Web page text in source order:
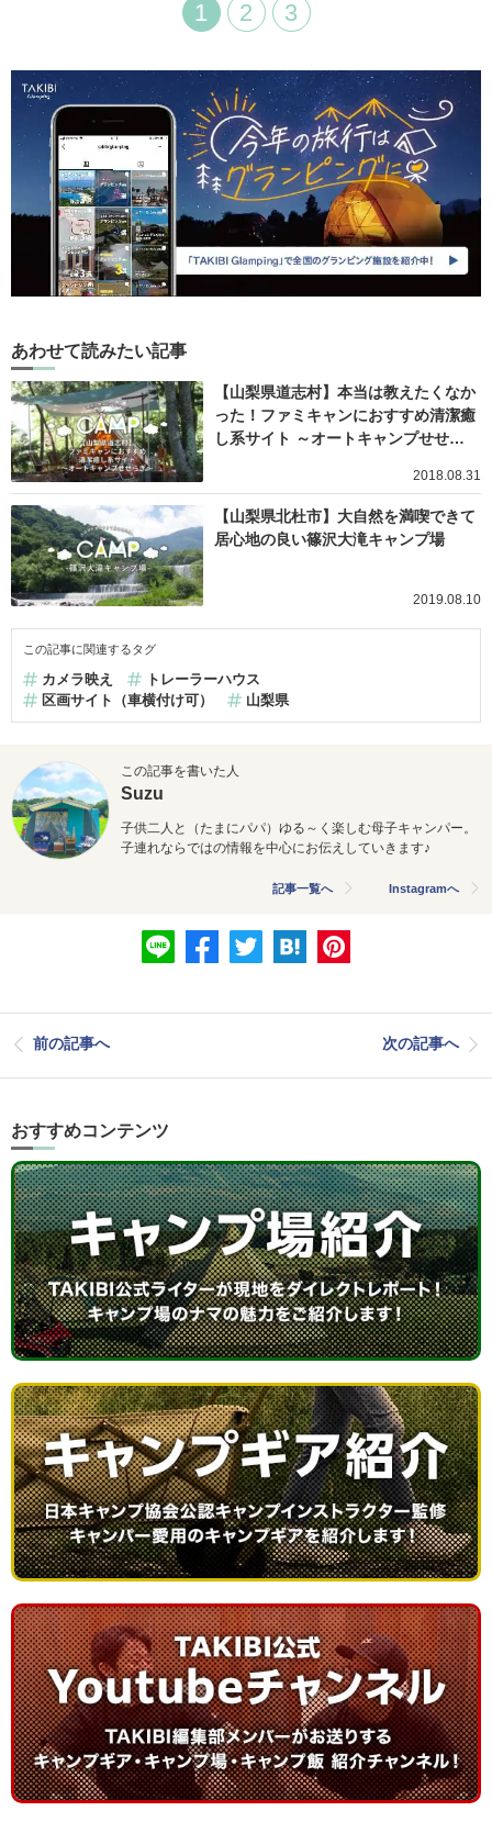
1 2 3
あわせて読みたい記事
【山梨県道志村】本当は教えたくなか
った！ファミキャンにおすすめ清潔癒
し系サイト ～オートキャンプせせ…
2018.08.31
【山梨県北杜市】大自然を満喫できて
居心地の良い篠沢大滝キャンプ場
2019.08.10
この記事に関連するタグ
カメラ映え
トレーラーハウス
区画サイト（車横付け可）
山梨県
この記事を書いた人
Suzu
子供二人と（たまにパパ）ゆる～く楽しむ母子キャンパー。
子連れならではの情報を中心にお伝えしていきます♪
記事一覧へ Instagramへ
前の記事へ 次の記事へ
おすすめコンテンツ